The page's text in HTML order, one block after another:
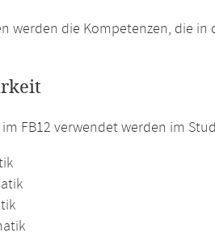
werden die Kompetenzen, die
FB12 verwendet werden im